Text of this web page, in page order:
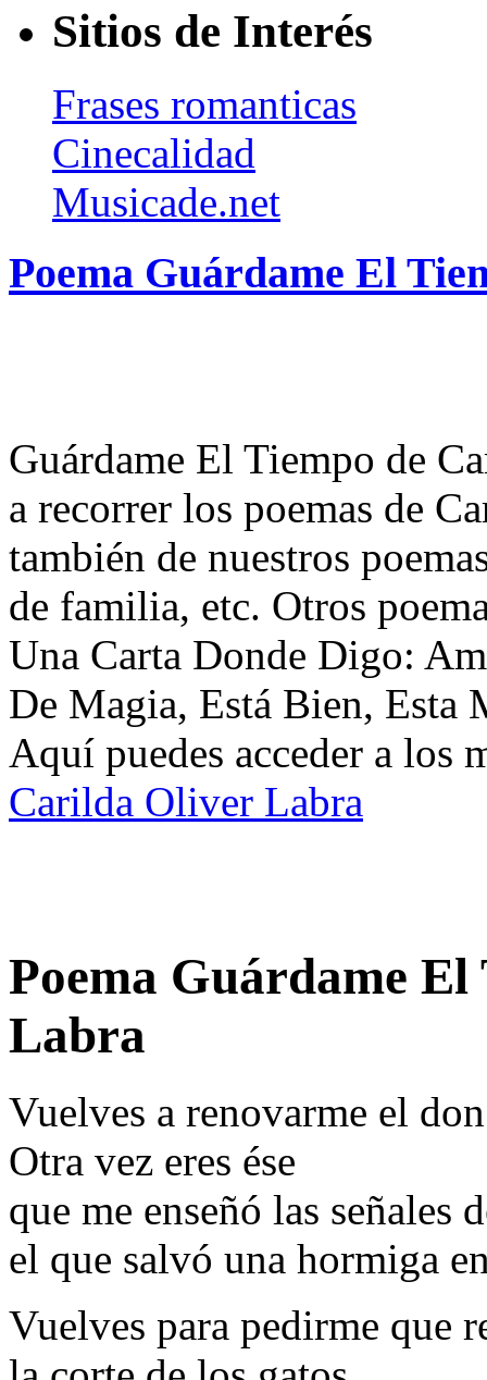
Sitios de Interés
Frases romanticas
Cinecalidad
Musicade.net
Poema Guárdame El
Guárdame El Tiempo de
a recorrer los poemas de
también de nuestros
de familia, etc. Otros
Una Carta Donde Digo:
De Magia, Está Bien, Esta
Aquí puedes acceder a los
Carilda Oliver Labra
Poema Guárdame
Labra
Vuelves a renovarme el
Otra vez eres ése
que me enseñó las señales
el que salvó una hormiga
Vuelves para pedirme que